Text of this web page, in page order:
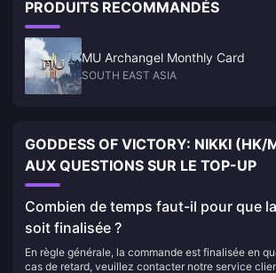
PRODUITS RECOMMANDÉS
MU Archangel Monthly Card
SOUTH EAST ASIA
GODDESS OF VICTORY: NIKKI (HK/
AUX QUESTIONS SUR LE TOP-UP
Combien de temps faut-il pour que
soit finalisée ?
En règle générale, la commande est finalisée en
cas de retard, veuillez contacter notre service